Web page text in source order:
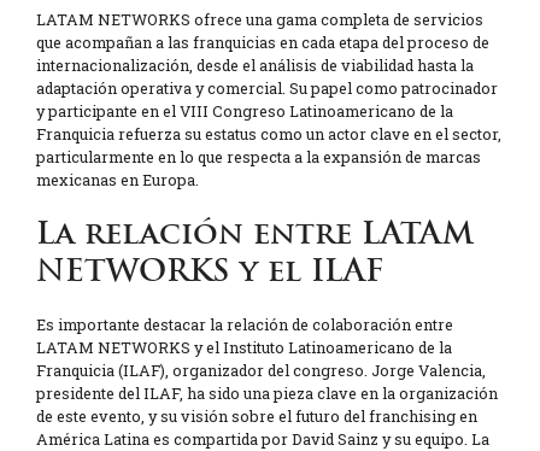
LATAM NETWORKS ofrece una gama completa de servicios
que acompañan a las franquicias en cada etapa del proceso de
internacionalización, desde el análisis de viabilidad hasta la
adaptación operativa y comercial. Su papel como patrocinador
y participante en el VIII Congreso Latinoamericano de la
Franquicia refuerza su estatus como un actor clave en el sector,
particularmente en lo que respecta a la expansión de marcas
mexicanas en Europa.
La relación entre LATAM
NETWORKS y el ILAF
Es importante destacar la relación de colaboración entre
LATAM NETWORKS y el Instituto Latinoamericano de la
Franquicia (ILAF), organizador del congreso. Jorge Valencia,
presidente del ILAF, ha sido una pieza clave en la organización
de este evento, y su visión sobre el futuro del franchising en
América Latina es compartida por David Sainz y su equipo. La